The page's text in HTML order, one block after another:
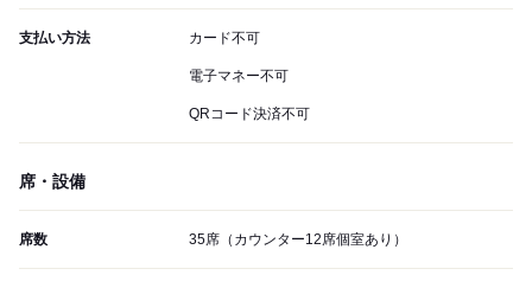
支払い方法 カード不可
電子マネー不可
QRコード決済不可
席・設備
席数 35席（カウンター12席個室あり）